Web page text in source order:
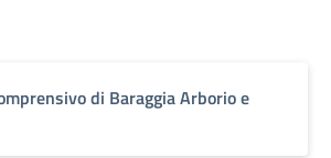
di Baraggia Arborio e